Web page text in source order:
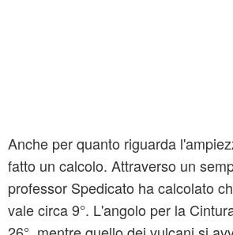
Anche per quanto riguarda
fatto un calcolo. Attraverso un
professor Spedicato ha calcolato
vale circa 9°. L'angolo per la